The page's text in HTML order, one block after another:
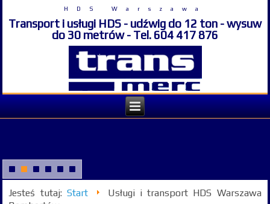
HDS Warszawa
Transport i usługi HDS - udźwig do 12 ton - wysuw
do 30 metrów - Tel. 604 417 876
Jesteś tutaj: Start
Usługi i transport HDS Warszawa